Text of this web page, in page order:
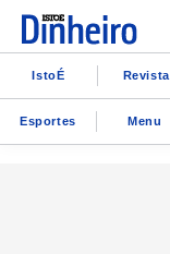
IstoÉ Revista
Esportes Menu